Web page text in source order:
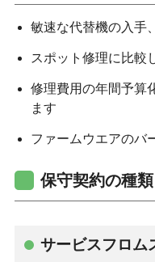
敏速な代替機の入手
スポット修理に比較
修理費用の年間予算
ます
ファームウエアのバ
保守契約の種類
サービスフロム